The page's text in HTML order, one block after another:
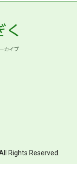
Rights Reserved.